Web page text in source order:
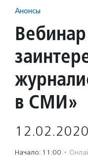
Анонсы
в СМИ»
12.02.2020
Начало: 11:00 ·